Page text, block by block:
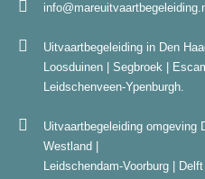
Uitvaartbegeleiding in Den
Loosduinen | Segbroek |
Leidschenveen-Ypenburgh.
Uitvaartbegeleiding omgeving
Westland |
Leidschendam-Voorburg |